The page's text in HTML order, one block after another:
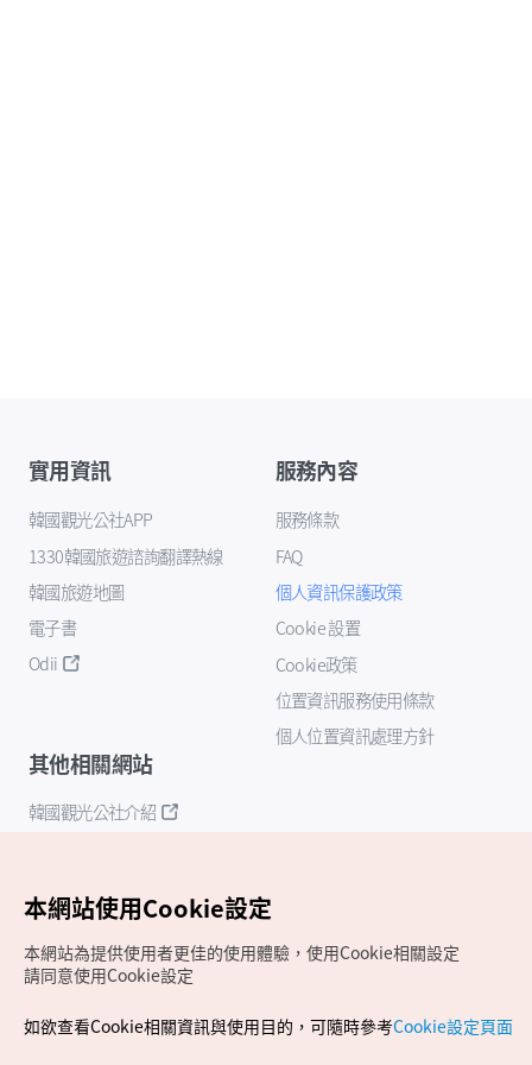
實用資訊
韓國觀光公社APP
1330韓國旅遊諮詢翻譯熱線
韓國旅遊地圖
電子書
Odii
服務內容
服務條款
FAQ
個人資訊保護政策
Cookie 設置
Cookie政策
位置資訊服務使用條款
個人位置資訊處理方針
其他相關網站
韓國觀光公社介紹
Copyrights (c) 韓國觀光公社版權所有
本網站使用Cookie設定
本網站為提供使用者更佳的使用體驗，使用Cookie相關設定
請同意使用Cookie設定
如欲查看Cookie相關資訊與使用目的，可隨時參考Cookie設定頁面